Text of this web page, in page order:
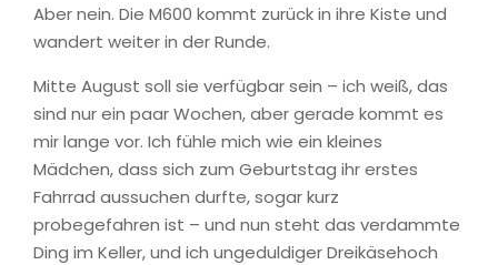
Aber nein. Die M600 kommt zurück in ihre Kiste und
wandert weiter in der Runde.
Mitte August soll sie verfügbar sein – ich weiß, das
sind nur ein paar Wochen, aber gerade kommt es
mir lange vor. Ich fühle mich wie ein kleines
Mädchen, dass sich zum Geburtstag ihr erstes
Fahrrad aussuchen durfte, sogar kurz
probegefahren ist – und nun steht das verdammte
Ding im Keller, und ich ungeduldiger Dreikäsehoch